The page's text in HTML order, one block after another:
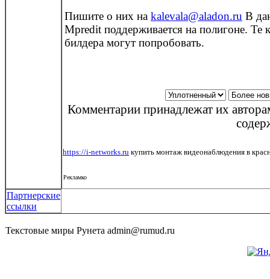
Пишите о них на kalevala@aladon.ru В
Mpredit поддерживается на полигоне. Те
билдера могут попробовать.
Комментарии принадлежат их
https://i-networks.ru купить монтаж видеонаблюдения в
Рекламко
Партнерские
ссылки
Текстовые миры Рунета admin@rumud.ru